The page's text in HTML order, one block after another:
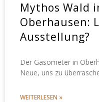
Mythos Wald
Oberhausen:
Ausstellung?
Der Gasometer in
Neue, uns zu
WEITERLESEN »